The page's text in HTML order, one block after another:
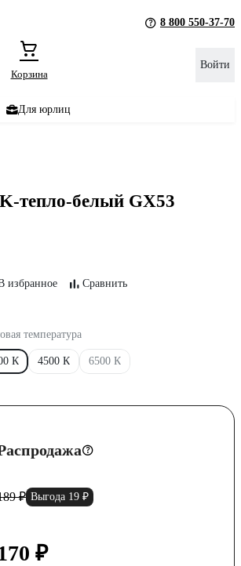
8 800 550-37-70
Корзина
Войти
Для юрлиц
тепло-белый GX53
избранное Сравнить
температура
К 4500 К 6500 К
₽ Выгода 19 ₽
₽